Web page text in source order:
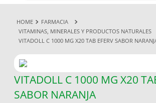
FARMACIA
VITAMINAS, MINERALES Y PRODUCTOS NATURALES
VITADOLL C 1000 MG X20 TAB EFERV SABOR
VITADOLL C 1000 MG X20
SABOR NARANJA
1.
magnesio
.
omega 3
3 .
4.
vitamina c
5.
vitamina